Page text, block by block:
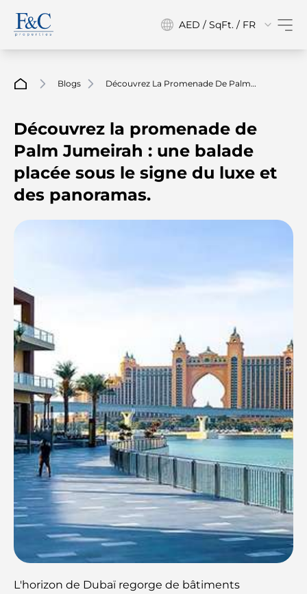
AED / SqFt. / FR
Blogs
Découvrez La Promenade De Palm
Découvrez la promenade de
Palm Jumeirah : une balade
placée sous le signe du luxe et
des panoramas.
L'horizon de Dubaï regorge de bâtiments